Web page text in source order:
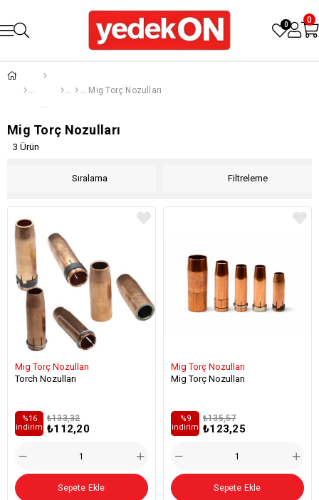
0 0
Mig Torç Nozulları
Mig Torç Nozulları
Filtreleme
Sıralama
3 Ürün
Mig Torç Nozulları
Torch Nozulları
₺112,20
₺133,32
%16
i̇ndirim
Sepete Ekle
Mig Torç Nozulları
Mig Torç Nozulları
₺123,25
₺135,57
%9
i̇ndirim
Sepete Ekle